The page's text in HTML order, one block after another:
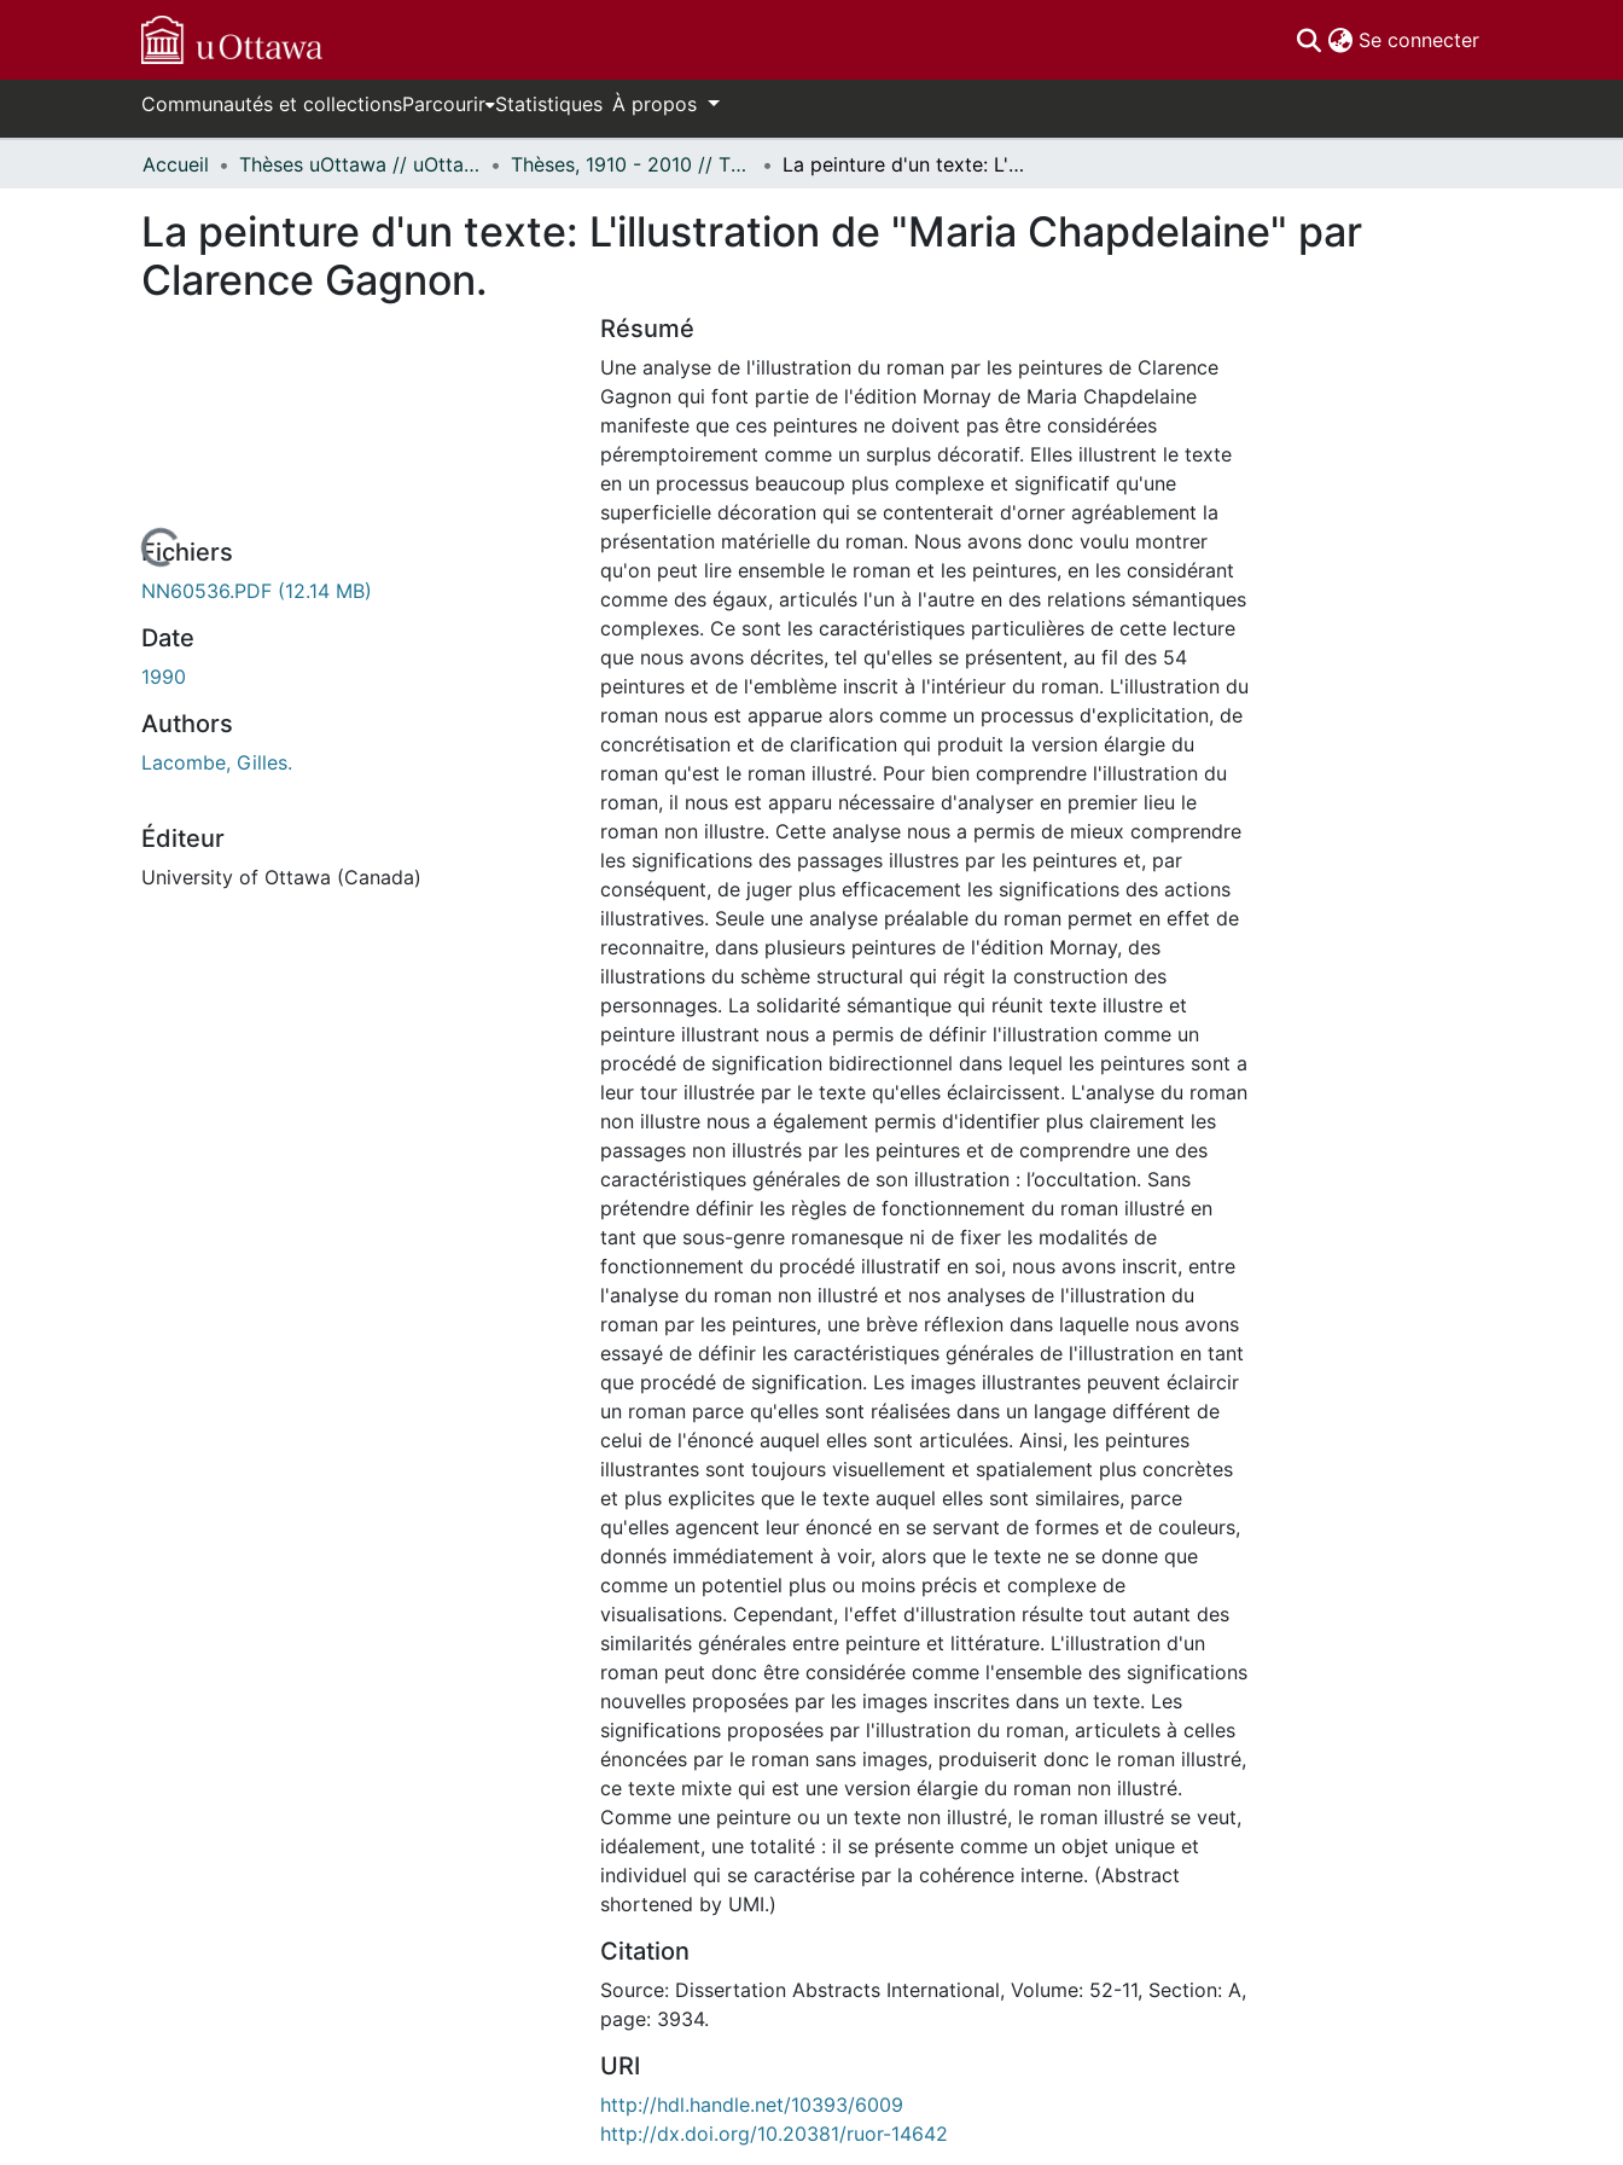
Se connecter(current)
Communautés et collectionsParcourir Statistiques À propos
Accueil Thèses uOttawa // uOttawa Theses Thèses, 1910 - 2010 // Theses, 1910 - 2010 La peinture d'un texte: L'illustration de "Maria Chapdelaine" par Clarence Gagnon.
La peinture d'un texte: L'illustration de "Maria Chapdelaine" par
Clarence Gagnon.
de chargement...Fichiers
NN60536.PDF (12.14 MB)
Date
1990
Authors
Lacombe, Gilles.
Éditeur
University of Ottawa (Canada)
Résumé
Une analyse de l'illustration du roman par les peintures de Clarence
Gagnon qui font partie de l'édition Mornay de Maria Chapdelaine
manifeste que ces peintures ne doivent pas être considérées
péremptoirement comme un surplus décoratif. Elles illustrent le texte
en un processus beaucoup plus complexe et significatif qu'une
superficielle décoration qui se contenterait d'orner agréablement la
présentation matérielle du roman. Nous avons donc voulu montrer
qu'on peut lire ensemble le roman et les peintures, en les considérant
comme des égaux, articulés l'un à l'autre en des relations sémantiques
complexes. Ce sont les caractéristiques particulières de cette lecture
que nous avons décrites, tel qu'elles se présentent, au fil des 54
peintures et de l'emblème inscrit à l'intérieur du roman. L'illustration du
roman nous est apparue alors comme un processus d'explicitation, de
concrétisation et de clarification qui produit la version élargie du
roman qu'est le roman illustré. Pour bien comprendre l'illustration du
roman, il nous est apparu nécessaire d'analyser en premier lieu le
roman non illustre. Cette analyse nous a permis de mieux comprendre
les significations des passages illustres par les peintures et, par
conséquent, de juger plus efficacement les significations des actions
illustratives. Seule une analyse préalable du roman permet en effet de
reconnaitre, dans plusieurs peintures de l'édition Mornay, des
illustrations du schème structural qui régit la construction des
personnages. La solidarité sémantique qui réunit texte illustre et
peinture illustrant nous a permis de définir l'illustration comme un
procédé de signification bidirectionnel dans lequel les peintures sont a
leur tour illustrée par le texte qu'elles éclaircissent. L'analyse du roman
non illustre nous a également permis d'identifier plus clairement les
passages non illustrés par les peintures et de comprendre une des
caractéristiques générales de son illustration : l’occultation. Sans
prétendre définir les règles de fonctionnement du roman illustré en
tant que sous-genre romanesque ni de fixer les modalités de
fonctionnement du procédé illustratif en soi, nous avons inscrit, entre
l'analyse du roman non illustré et nos analyses de l'illustration du
roman par les peintures, une brève réflexion dans laquelle nous avons
essayé de définir les caractéristiques générales de l'illustration en tant
que procédé de signification. Les images illustrantes peuvent éclaircir
un roman parce qu'elles sont réalisées dans un langage différent de
celui de l'énoncé auquel elles sont articulées. Ainsi, les peintures
illustrantes sont toujours visuellement et spatialement plus concrètes
et plus explicites que le texte auquel elles sont similaires, parce
qu'elles agencent leur énoncé en se servant de formes et de couleurs,
donnés immédiatement à voir, alors que le texte ne se donne que
comme un potentiel plus ou moins précis et complexe de
visualisations. Cependant, l'effet d'illustration résulte tout autant des
similarités générales entre peinture et littérature. L'illustration d'un
roman peut donc être considérée comme l'ensemble des significations
nouvelles proposées par les images inscrites dans un texte. Les
significations proposées par l'illustration du roman, articulets à celles
énoncées par le roman sans images, produiserit donc le roman illustré,
ce texte mixte qui est une version élargie du roman non illustré.
Comme une peinture ou un texte non illustré, le roman illustré se veut,
idéalement, une totalité : il se présente comme un objet unique et
individuel qui se caractérise par la cohérence interne. (Abstract
shortened by UMI.)
Citation
Source: Dissertation Abstracts International, Volume: 52-11, Section: A,
page: 3934.
URI
http://hdl.handle.net/10393/6009
http://dx.doi.org/10.20381/ruor-14642